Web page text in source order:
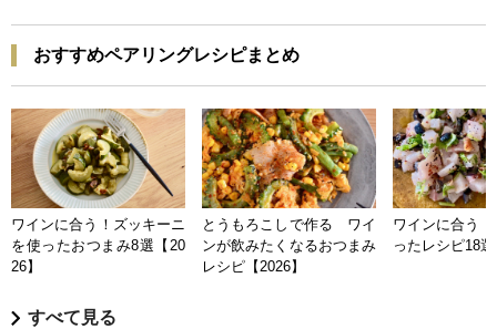
おすすめペアリングレシピまとめ
ワインに合う！ズッキーニ
を使ったおつまみ8選【20
26】
とうもろこしで作る ワイ
ンが飲みたくなるおつまみ
レシピ【2026】
ワインに合う
ったレシピ18
すべて見る